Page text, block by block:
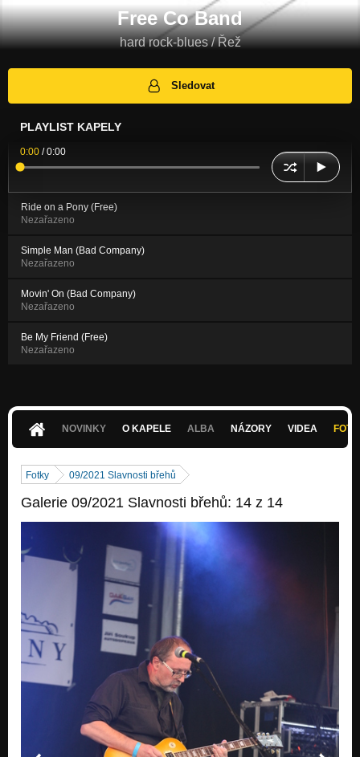
Free Co Band
hard rock-blues / Řež
Sledovat
PLAYLIST KAPELY
0:00 /0:00
Ride on a Pony (Free)
Nezařazeno
Simple Man (Bad Company)
Nezařazeno
Movin' On (Bad Company)
Nezařazeno
Be My Friend (Free)
Nezařazeno
NOVINKY O KAPELE ALBA NÁZORY VIDEA
Fotky 09/2021 Slavnosti břehů
Galerie 09/2021 Slavnosti břehů: 14 z 14